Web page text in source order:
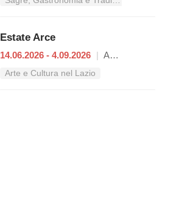
Estate Arce
14.06.2026 - 4.09.2026 | Arce
Arte e Cultura nel Lazio